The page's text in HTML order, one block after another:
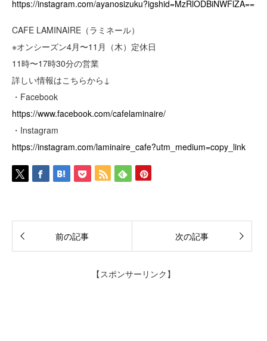
https://instagram.com/ayanosizuku?igshid=MzRlODBiNWFlZA==
CAFE LAMINAIRE（ラミネール）
※オンシーズン4月〜11月（木）定休日
11時〜17時30分の営業
詳しい情報はこちらから↓
・Facebook
https://www.facebook.com/cafelaminaire/
・Instagram
https://instagram.com/laminaire_cafe?utm_medium=copy_link
前の記事 次の記事
【スポンサーリンク】